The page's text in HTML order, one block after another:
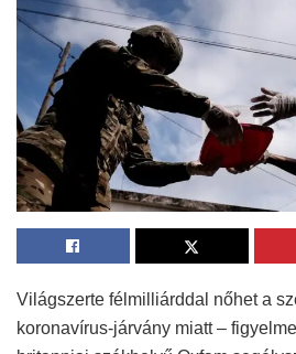
Világszerte félmilliárddal nőhet a
koronavírus-járvány miatt –